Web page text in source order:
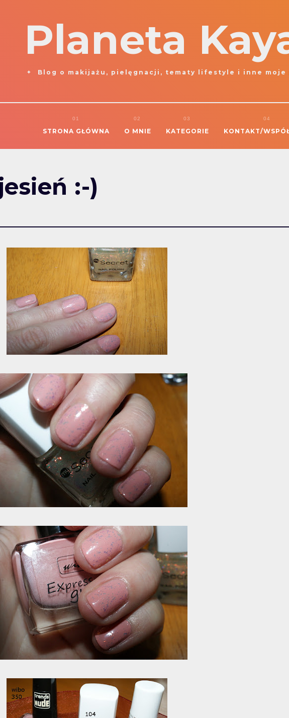
Planeta
Blog o makijażu, pielęgnacji, tematy lifestyle i inne moje
STRONA GŁÓWNA O MNIE KATEGORIE KONTAKT/
:-)